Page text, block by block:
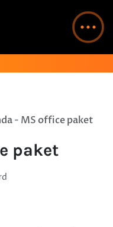
- MS office paket
paket